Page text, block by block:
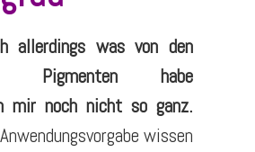
allerdings was von den
Pigmenten habe
mir noch nicht so ganz.
wissen